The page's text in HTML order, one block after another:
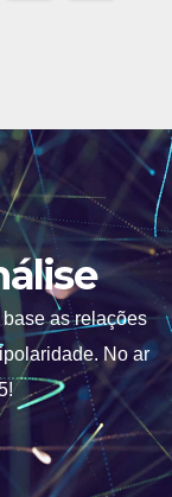
as relações
No ar